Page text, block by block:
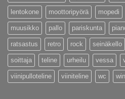
lentokone moottoripyörä mopedi
muusikko pallo pariskunta
ratsastus retro rock seinäkello
soittaja teline urheilu vessa
viinipulloteline viiniteline wc